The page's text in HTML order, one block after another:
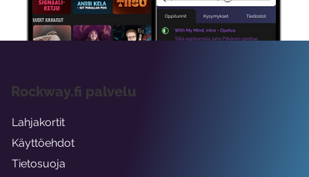
viikon ajaksi.
Rockway.fi palvelu
Lahjakortit
Käyttöehdot
Tietosuoja